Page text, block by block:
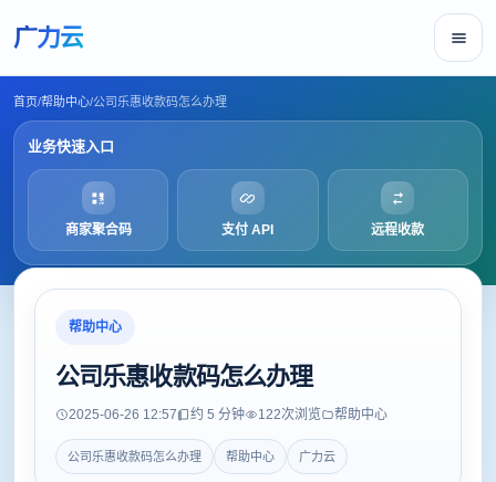
广力云
首页/帮助中心/公司乐惠收款码怎么办理
业务快速入口
商家聚合码 支付 API 远程收款
帮助中心
公司乐惠收款码怎么办理
2025-06-26 12:57 约 5 分钟 122次浏览 帮助中心
公司乐惠收款码怎么办理 帮助中心 广力云